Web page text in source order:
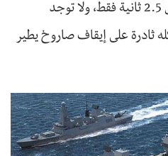
يقطع مسافة 250 كم في خلال 2.5 ثانية فقط، ولا توجد
ثادرة على إيقاف صاروخ يطير